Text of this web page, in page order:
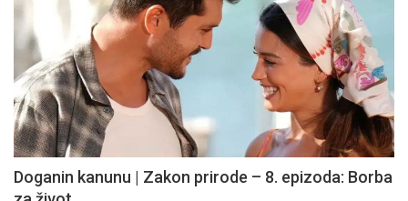
Doganin kanunu | Zakon prirode – 8. epizoda: Borba